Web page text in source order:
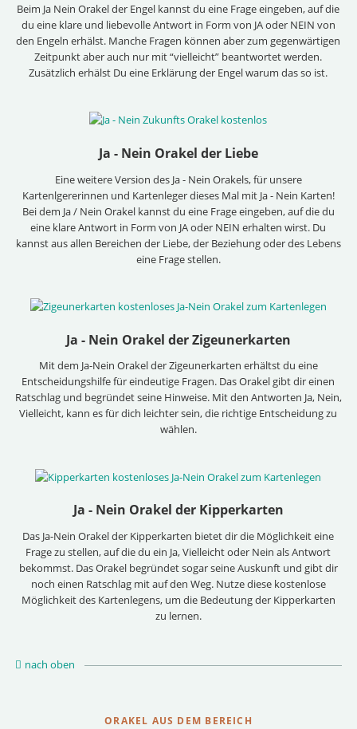
Beim Ja Nein Orakel der Engel kannst du eine Frage eingeben, auf die
du eine klare und liebevolle Antwort in Form von JA oder NEIN von
den Engeln erhälst. Manche Fragen können aber zum gegenwärtigen
Zeitpunkt aber auch nur mit “vielleicht” beantwortet werden.
Zusätzlich erhälst Du eine Erklärung der Engel warum das so ist.
Ja - Nein Orakel der Liebe
Eine weitere Version des Ja - Nein Orakels, für unsere
Kartenlgererinnen und Kartenleger dieses Mal mit Ja - Nein Karten!
Bei dem Ja / Nein Orakel kannst du eine Frage eingeben, auf die du
eine klare Antwort in Form von JA oder NEIN erhalten wirst. Du
kannst aus allen Bereichen der Liebe, der Beziehung oder des Lebens
eine Frage stellen.
Ja - Nein Orakel der Zigeunerkarten
Mit dem Ja-Nein Orakel der Zigeunerkarten erhältst du eine
Entscheidungshilfe für eindeutige Fragen. Das Orakel gibt dir einen
Ratschlag und begründet seine Hinweise. Mit den Antworten Ja, Nein,
Vielleicht, kann es für dich leichter sein, die richtige Entscheidung zu
wählen.
Ja - Nein Orakel der Kipperkarten
Das Ja-Nein Orakel der Kipperkarten bietet dir die Möglichkeit eine
Frage zu stellen, auf die du ein Ja, Vielleicht oder Nein als Antwort
bekommst. Das Orakel begründet sogar seine Auskunft und gibt dir
noch einen Ratschlag mit auf den Weg. Nutze diese kostenlose
Möglichkeit des Kartenlegens, um die Bedeutung der Kipperkarten
zu lernen.
nach oben
ORAKEL AUS DEM BEREICH